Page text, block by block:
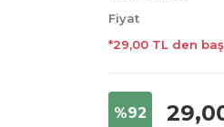
Fiyat
*29,00 TL den
%92